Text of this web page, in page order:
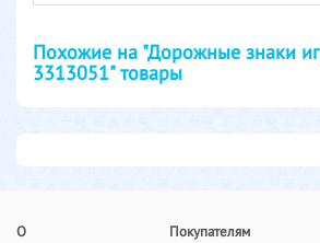
Похожие на "Дорожные знаки
3313051" товары
О
Покупателям